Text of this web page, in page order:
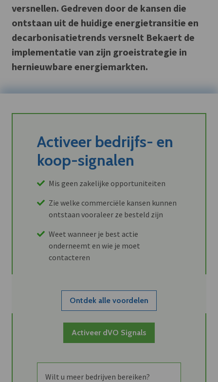
versnellen. Gedreven door de kansen die
ontstaan uit de huidige energietransitie en
decarbonisatietrends versnelt Bekaert de
implementatie van zijn groeistrategie in
hernieuwbare energiemarkten.
Activeer bedrijfs- en
koop-signalen
Mis geen zakelijke opportuniteiten
Zie welke commerciële kansen kunnen
ontstaan vooraleer ze besteld zijn
Weet wanneer je best actie
onderneemt en wie je moet
contacteren
Ontdek alle voordelen
Activeer dVO Signals
Wilt u meer bedrijven bereiken?